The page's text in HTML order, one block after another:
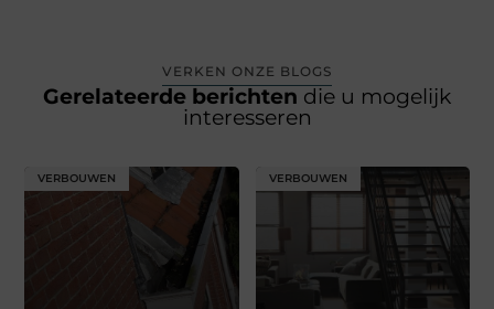
VERKEN ONZE BLOGS
Gerelateerde berichten die u mogelijk
interesseren
VERBOUWEN VERBOUWEN